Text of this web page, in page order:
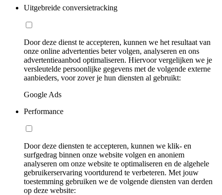
Uitgebreide conversietracking
Door deze dienst te accepteren, kunnen we het resultaat van
onze online advertenties beter volgen, analyseren en ons
advertentieaanbod optimaliseren. Hiervoor vergelijken we je
versleutelde persoonlijke gegevens met de volgende externe
aanbieders, voor zover je hun diensten al gebruikt:
Google Ads
Performance
Door deze diensten te accepteren, kunnen we klik- en
surfgedrag binnen onze website volgen en anoniem
analyseren om onze website te optimaliseren en de algehele
gebruikerservaring voortdurend te verbeteren. Met jouw
toestemming gebruiken we de volgende diensten van derden
op deze website: